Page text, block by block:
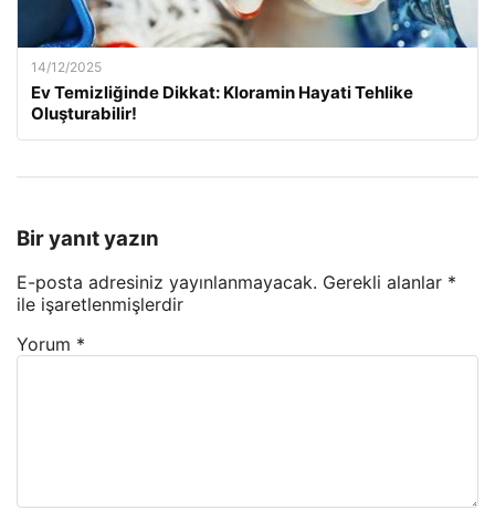
14/12/2025
Ev Temizliğinde Dikkat: Kloramin Hayati Tehlike
Oluşturabilir!
Bir yanıt yazın
E-posta adresiniz yayınlanmayacak. Gerekli alanlar *
ile işaretlenmişlerdir
Yorum *